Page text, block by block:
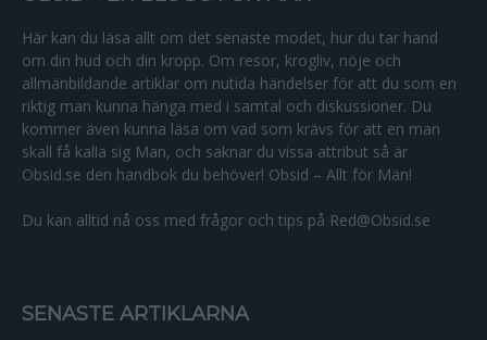
Här kan du läsa allt om det senaste modet, hur du tar hand
om din hud och din kropp. Om resor, krogliv, nöje och
allmänbildande artiklar om nutida händelser för att du som en
riktig man kunna hänga med i samtal och diskussioner. Du
kommer även kunna läsa om vad som krävs för att en man
skall få kalla sig Man, och saknar du vissa attribut så är
Obsid.se den handbok du behöver! Obsid – Allt för Män!
Du kan alltid nå oss med frågor och tips på Red@Obsid.se
SENASTE ARTIKLARNA